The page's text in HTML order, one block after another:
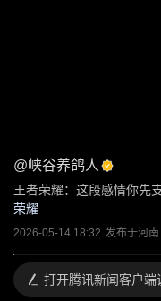
@峡谷养鸽人
王者荣耀：这段感情你先
荣耀
2026-05-14 18:32 发布于河南
打开腾讯新闻客户端